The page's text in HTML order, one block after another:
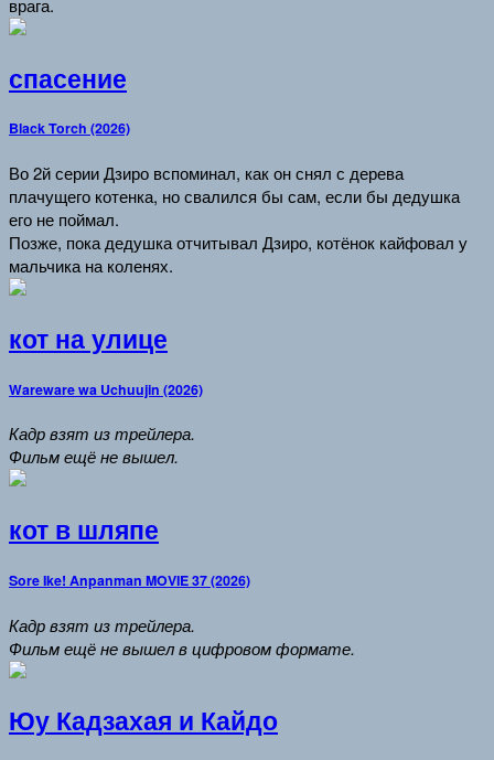
врага.
спасение
Black Torch (2026)
Во 2й серии Дзиро вспоминал, как он снял с дерева
плачущего котенка, но свалился бы сам, если бы дедушка
его не поймал.
Позже, пока дедушка отчитывал Дзиро, котёнок кайфовал у
мальчика на коленях.
кот на улице
Wareware wa Uchuujin (2026)
Кадр взят из трейлера.
Фильм ещё не вышел.
кот в шляпе
Sore Ike! Anpanman MOVIE 37 (2026)
Кадр взят из трейлера.
Фильм ещё не вышел в цифровом формате.
Юу Кадзахая и Кайдо